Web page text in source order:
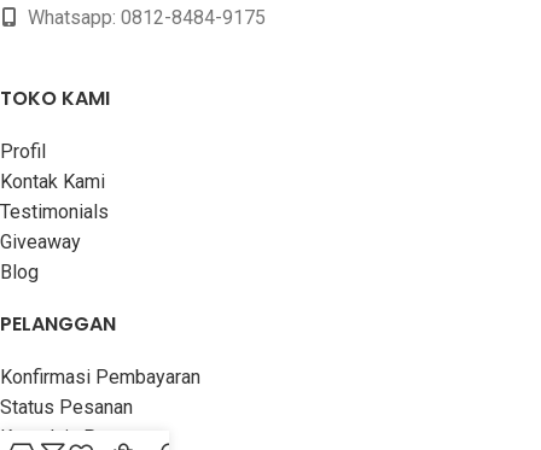
Whatsapp: 0812-8484-9175
TOKO KAMI
Profil
Kontak Kami
Testimonials
Giveaway
Blog
PELANGGAN
Konfirmasi Pembayaran
Status Pesanan
Komplain Pesanan